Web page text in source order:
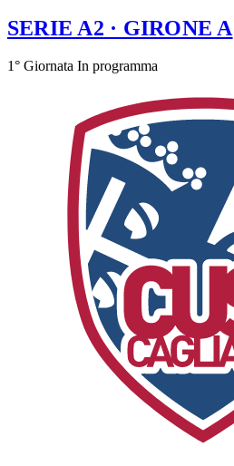
SERIE A2 · GIRONE A
1° Giornata In programma